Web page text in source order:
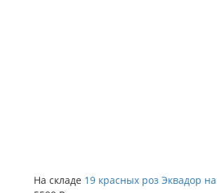
На складе 19 красных роз Эквадор